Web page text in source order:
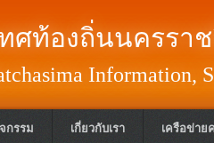
ศท้องถิ่นนครรา
Information,
กรรม เกี่ยวกับเรา เครือข่าย